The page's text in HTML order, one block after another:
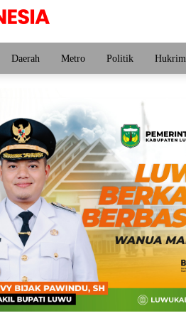
Daerah Metro Politik Hukrim